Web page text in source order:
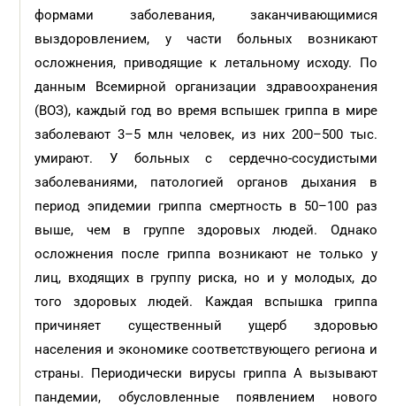
формами заболевания, заканчивающимися
выздоровлением, у части больных возникают
осложнения, приводящие к летальному исходу. По
данным Всемирной организации здравоохранения
(ВОЗ), каждый год во время вспышек гриппа в мире
заболевают 3–5 млн человек, из них 200–500 тыс.
умирают. У больных с сердечно-сосудистыми
заболеваниями, патологией органов дыхания в
период эпидемии гриппа смертность в 50–100 раз
выше, чем в группе здоровых людей. Однако
осложнения после гриппа возникают не только у
лиц, входящих в группу риска, но и у молодых, до
того здоровых людей. Каждая вспышка гриппа
причиняет существенный ущерб здоровью
населения и экономике соответствующего региона и
страны. Периодически вирусы гриппа А вызывают
пандемии, обусловленные появлением нового